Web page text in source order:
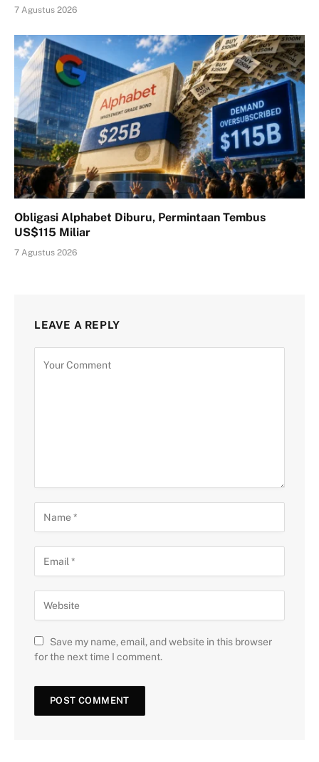
7 Agustus 2026
Obligasi Alphabet Diburu, Permintaan Tembus
US$115 Miliar
7 Agustus 2026
LEAVE A REPLY
Save my name, email, and website in this browser
for the next time I comment.